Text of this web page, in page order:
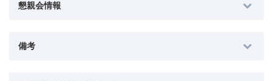
懇親会情報
備考